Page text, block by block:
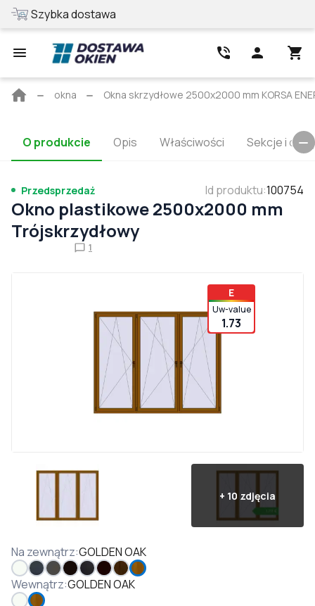
Szybka dostawa
Strona
okna Okna skrzydłowe 2500x2000 mm KORSA
O produkcie Opis Właściwości Sekcje i
Przedsprzedaż Id produktu:100754
Okno plastikowe 2500x2000 mm
Trójskrzydłowy
1
E
Uw-value
1.73
+ 10 zdjęcia
Na zewnątrz:GOLDEN OAK
Wewnątrz:GOLDEN OAK